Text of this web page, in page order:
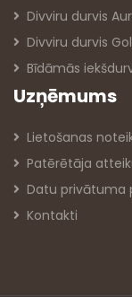
Divviru durvis
Divviru durvis
Bīdāmās
Uzņēmums
Lietošanas
Patērētāja
Datu privātuma
Kontakti